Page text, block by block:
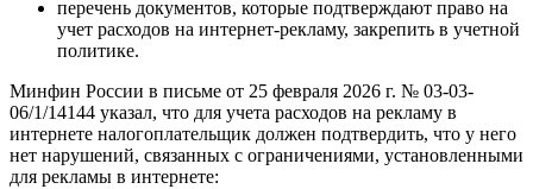
перечень документов, которые подтверждают право на
учет расходов на интернет-рекламу, закрепить в учетной
политике.
Минфин России в письме от 25 февраля 2026 г. № 03-03-
06/1/14144 указал, что для учета расходов на рекламу в
интернете налогоплательщик должен подтвердить, что у него
нет нарушений, связанных с ограничениями, установленными
для рекламы в интернете: